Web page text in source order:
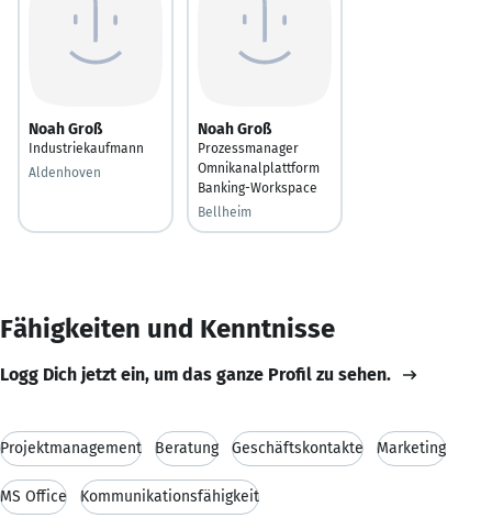
Noah Groß
Industriekaufmann
Aldenhoven
Noah Groß
Prozessmanager
Omnikanalplattform
Banking-Workspace
Bellheim
Fähigkeiten und Kenntnisse
Logg Dich jetzt ein, um das ganze Profil zu sehen.
Projektmanagement Beratung Geschäftskontakte Marketing
MS Office Kommunikationsfähigkeit